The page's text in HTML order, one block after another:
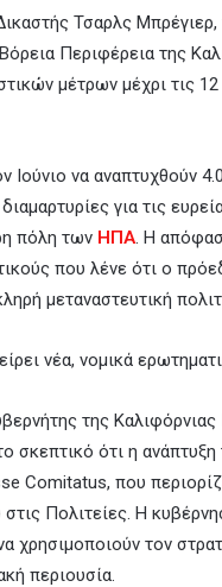
Τσαρλς
Βόρεια Περιφέρεια της
μέτρων μέχρι τις
Ιούνιο να αναπτυχθούν
για τις
πόλη των ΗΠΑ. Η
που λένε ότι ο
μεταναστευτική
νέα, νομικά
της
σκεπτικό ότι η
Comitatus, που
Πολιτείες. Η
χρησιμοποιούν τον
περιουσία.